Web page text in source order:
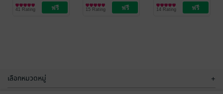
Interview
ภาพ/ Morse
นิยายวาย Boy
Love / Yaoi
41 Rating
นั้น
นิยายวาย Boy
Love / Yaoi
15 Rating
นิยายวาย Boy
Love / Yaoi
14 Rating
เลือกหมวดหมู่ +